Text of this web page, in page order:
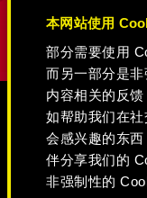
本网站使用
部分需要使用
而另一部分是
内容相关的反
如帮助我们在
会感兴趣的东
伴分享我们的
非强制性的